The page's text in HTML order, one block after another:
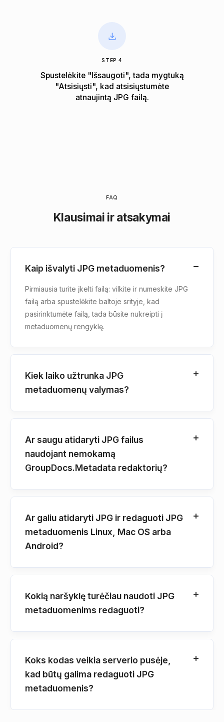
STEP 4
Spustelėkite "Išsaugoti", tada mygtuką
"Atsisiųsti", kad atsisiųstumėte
atnaujintą JPG failą.
FAQ
Klausimai ir atsakymai
Kaip išvalyti JPG metaduomenis?
Pirmiausia turite įkelti failą: vilkite ir numeskite JPG
failą arba spustelėkite baltoje srityje, kad
pasirinktumėte failą, tada būsite nukreipti į
metaduomenų rengyklę.
Kiek laiko užtrunka JPG
metaduomenų valymas?
Ar saugu atidaryti JPG failus
naudojant nemokamą
GroupDocs.Metadata redaktorių?
Ar galiu atidaryti JPG ir redaguoti JPG
metaduomenis Linux, Mac OS arba
Android?
Kokią naršyklę turėčiau naudoti JPG
metaduomenims redaguoti?
Koks kodas veikia serverio pusėje,
kad būtų galima redaguoti JPG
metaduomenis?